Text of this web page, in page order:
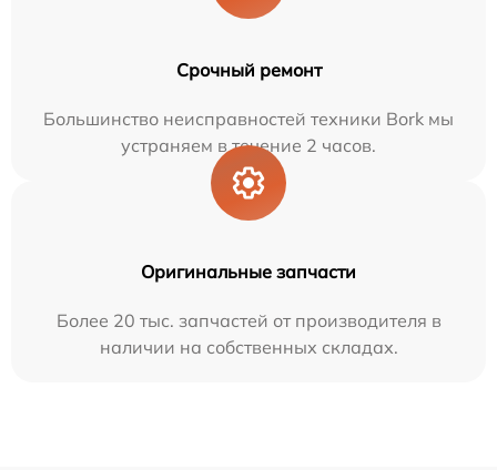
Срочный ремонт
Большинство неисправностей техники Bork мы
устраняем в течение 2 часов.
Оригинальные запчасти
Более 20 тыс. запчастей от производителя в
наличии на собственных складах.